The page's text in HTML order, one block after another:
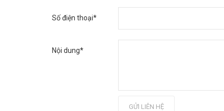
Số điện thoại*
Nội dung*
GỬI LIÊN HỆ